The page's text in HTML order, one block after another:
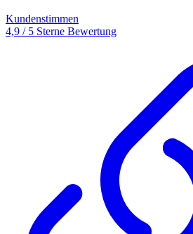
Kundenstimmen
4,9 / 5 Sterne Bewertung